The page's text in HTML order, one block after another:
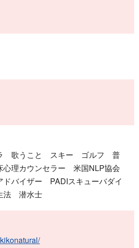
歌うこと スキー ゴルフ 普
理カウンセラー 米国NLP協会
バイザー PADIスキューバダイ
法 潜水士